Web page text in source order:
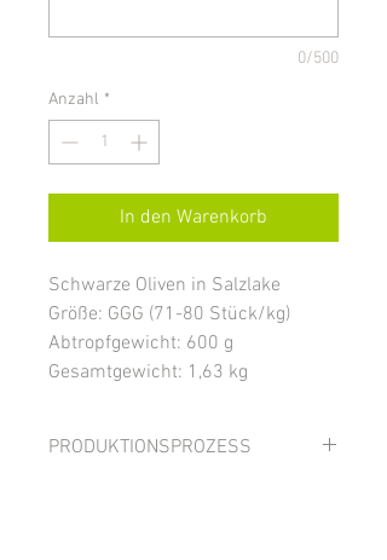
0/500
Anzahl *
In den Warenkorb
Schwarze Oliven in Salzlake
Größe: GGG (71-80 Stück/kg)
Abtropfgewicht: 600 g
Gesamtgewicht: 1,63 kg
PRODUKTIONSPROZESS